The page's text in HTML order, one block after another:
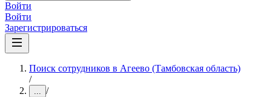
Войти
Войти
Зарегистрироваться
Поиск сотрудников в Агеево (Тамбовская область)
/
... /